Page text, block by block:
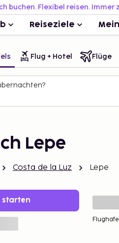
buchen. Flexibel reisen. Immer
Reiseziele
Flug + Hotel Flüge
Lepe
Costa de la Luz Lepe
starten